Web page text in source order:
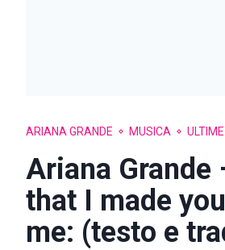
ARIANA GRANDE MUSICA
Ariana Grande
that I made
me: (testo e